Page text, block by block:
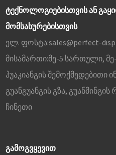
ტექნოლოგიებისთვის ან
მომსახურებისთვის
ელ. ფოსტა:sales@perfect-
მისამართი:მე-5 სართული,
ჰუაკიანგის შემოქმედებითი
გუანგუანგის გზა,
ჩინეთი
ᲒᲐᲛᲝᲒᲕᲧᲔᲕᲘᲗ